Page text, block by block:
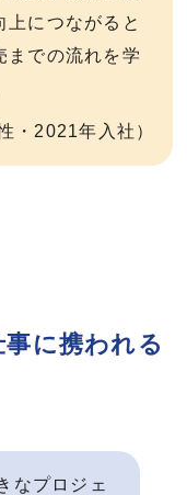
上につながると
までの流れを学
・2021年入社）
に携われる
なプロジェ